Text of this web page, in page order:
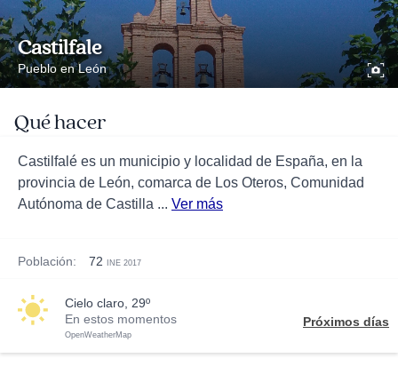
Castilfale
Pueblo en León
Qué hacer
Castilfalé es un municipio y localidad de España, en la
provincia de León, comarca de Los Oteros, Comunidad
Autónoma de Castilla ... Ver más
Población: 72 INE 2017
cielo claro, 29º
En estos momentos
OpenWeatherMap
Próximos días